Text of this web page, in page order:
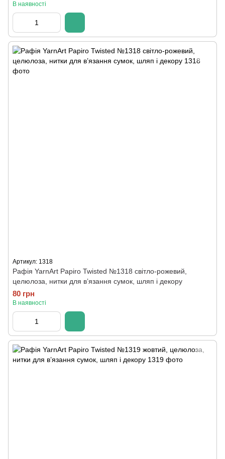
В наявності
Артикул: 1318
Рафія YarnArt Papiro Twisted №1318 світло-рожевий,
целюлоза, нитки для в’язання сумок, шляп і декору
80 грн
В наявності